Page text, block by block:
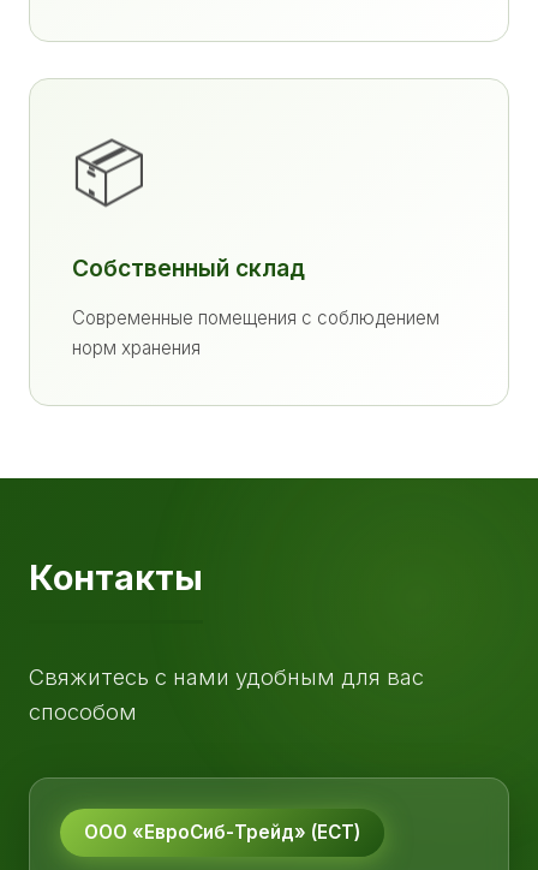
📦
Собственный склад
Современные помещения с соблюдением
норм хранения
Контакты
Свяжитесь с нами удобным для вас
способом
ООО «ЕвроСиб-Трейд» (ЕСТ)